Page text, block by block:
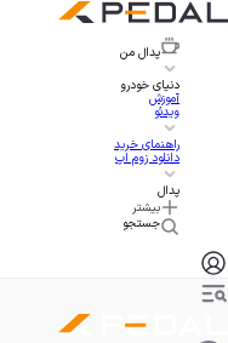
پدال من
دنیای خودرو
آموزش
ویدئو
راهنمای خرید
دانلود زوم اپ
پدال
بیشتر
جستجو